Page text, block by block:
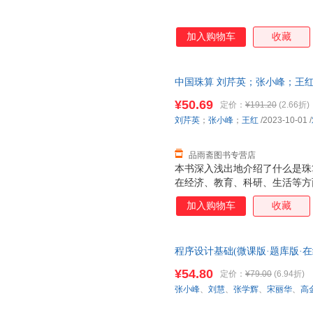
加入购物车 收藏
中国珠算 刘芹英；张小峰；王
本书深入浅出地介绍了什么是
在经济、教育、科研、生活等
文化的传承和弘扬，全面展示
设计，在帮助学生提升文化自
新人。
¥50.69 定价： ¥191.20 (2.66折)
品雨斋图书专营店
刘芹英 ； 张小峰 ； 王红 /2023-10-01 /
加入购物车 收藏
程序设计基础(微课版·题库版·
¥54.80 定价： ¥79.00 (6.94折)
张小峰、 刘慧、 张学辉、 宋丽华、 高